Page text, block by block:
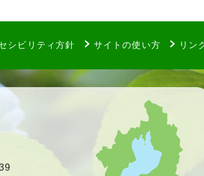
シビリティ方針 サイトの使い方 リン